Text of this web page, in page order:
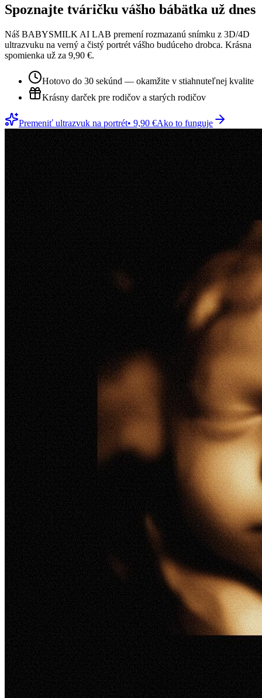
Spoznajte tváričku vášho bábätka už dnes
Náš BABYSMILK AI LAB premení rozmazanú snímku z 3D/4D
ultrazvuku na verný a čistý portrét vášho budúceho drobca. Krásna
spomienka už za 9,90 €.
Hotovo do 30 sekúnd — okamžite v stiahnuteľnej kvalite
Krásny darček pre rodičov a starých rodičov
Premeniť ultrazvuk na portrét• 9,90 €Ako to funguje